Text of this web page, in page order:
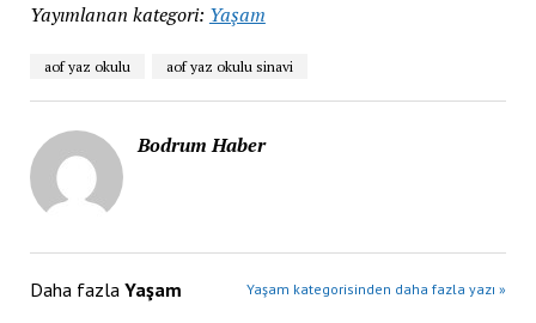
Yayımlanan kategori: Yaşam
aof yaz okulu aof yaz okulu sinavi
Bodrum Haber
Daha fazla Yaşam Yaşam kategorisinden daha fazla yazı »